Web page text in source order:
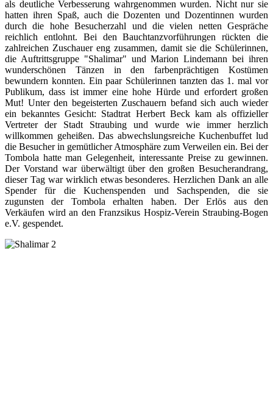
als deutliche Verbesserung wahrgenommen wurden. Nicht nur sie
hatten ihren Spaß, auch die Dozenten und Dozentinnen wurden
durch die hohe Besucherzahl und die vielen netten Gespräche
reichlich entlohnt. Bei den Bauchtanzvorführungen rückten die
zahlreichen Zuschauer eng zusammen, damit sie die Schülerinnen,
die Auftrittsgruppe "Shalimar" und Marion Lindemann bei ihren
wunderschönen Tänzen in den farbenprächtigen Kostümen
bewundern konnten. Ein paar Schülerinnen tanzten das 1. mal vor
Publikum, dass ist immer eine hohe Hürde und erfordert großen
Mut! Unter den begeisterten Zuschauern befand sich auch wieder
ein bekanntes Gesicht: Stadtrat Herbert Beck kam als offizieller
Vertreter der Stadt Straubing und wurde wie immer herzlich
willkommen geheißen. Das abwechslungsreiche Kuchenbuffet lud
die Besucher in gemütlicher Atmosphäre zum Verweilen ein. Bei der
Tombola hatte man Gelegenheit, interessante Preise zu gewinnen.
Der Vorstand war überwältigt über den großen Besucherandrang,
dieser Tag war wirklich etwas besonderes. Herzlichen Dank an alle
Spender für die Kuchenspenden und Sachspenden, die sie
zugunsten der Tombola erhalten haben. Der Erlös aus den
Verkäufen wird an den Franzsikus Hospiz-Verein Straubing-Bogen
e.V. gespendet.